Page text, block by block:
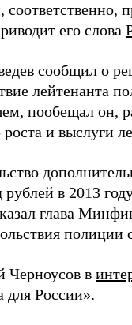
его слова
сообщил о
лейтенанта
пообещал он,
и выслуги
в 2013
глава
полиции
Черноусов в
для России».